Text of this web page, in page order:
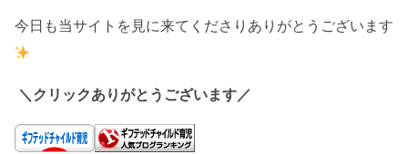
今日も当サイトを見に来てくださりありがとうございます
＼クリックありがとうございます／